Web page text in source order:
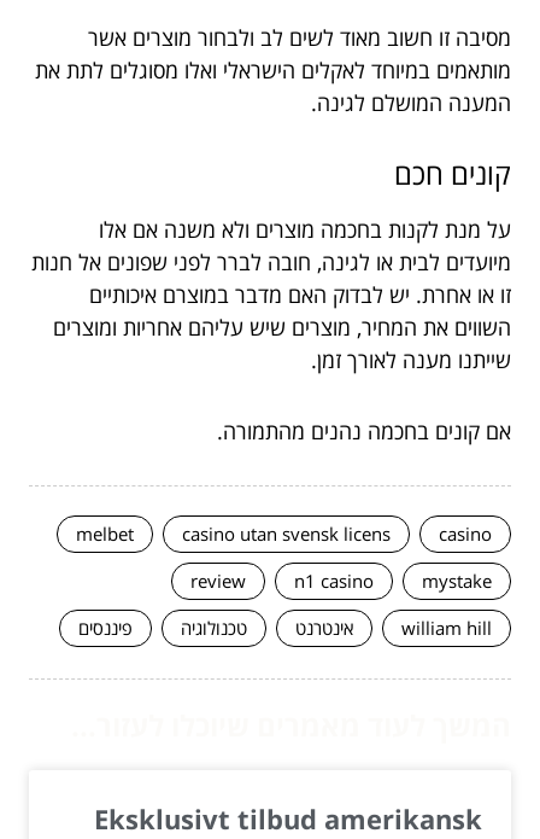
מסיבה זו חשוב מאוד לשים לב ולבחור מוצרים אשר
מותאמים במיוחד לאקלים הישראלי ואלו מסוגלים לתת את
המענה המושלם לגינה.
קונים חכם
על מנת לקנות בחכמה מוצרים ולא משנה אם אלו
מיועדים לבית או לגינה, חובה לברר לפני שפונים אל חנות
זו או אחרת. יש לבדוק האם מדבר במוצרם איכותיים
השווים את המחיר, מוצרים שיש עליהם אחריות ומוצרים
שייתנו מענה לאורך זמן.
אם קונים בחכמה נהנים מהתמורה.
casino
casino utan svensk licens
melbet
mystake
n1 casino
review
william hill
אינטרנט טכנולוגיה פיננסים
Eksklusivt tilbud amerikansk